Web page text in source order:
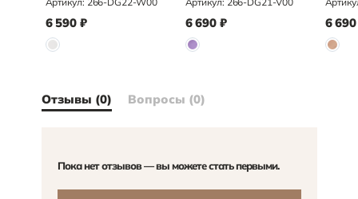
6 590 ₽ 6 690 ₽ 6 690
Отзывы (0) Вопросы (0)
Пока нет отзывов — вы можете стать первыми.